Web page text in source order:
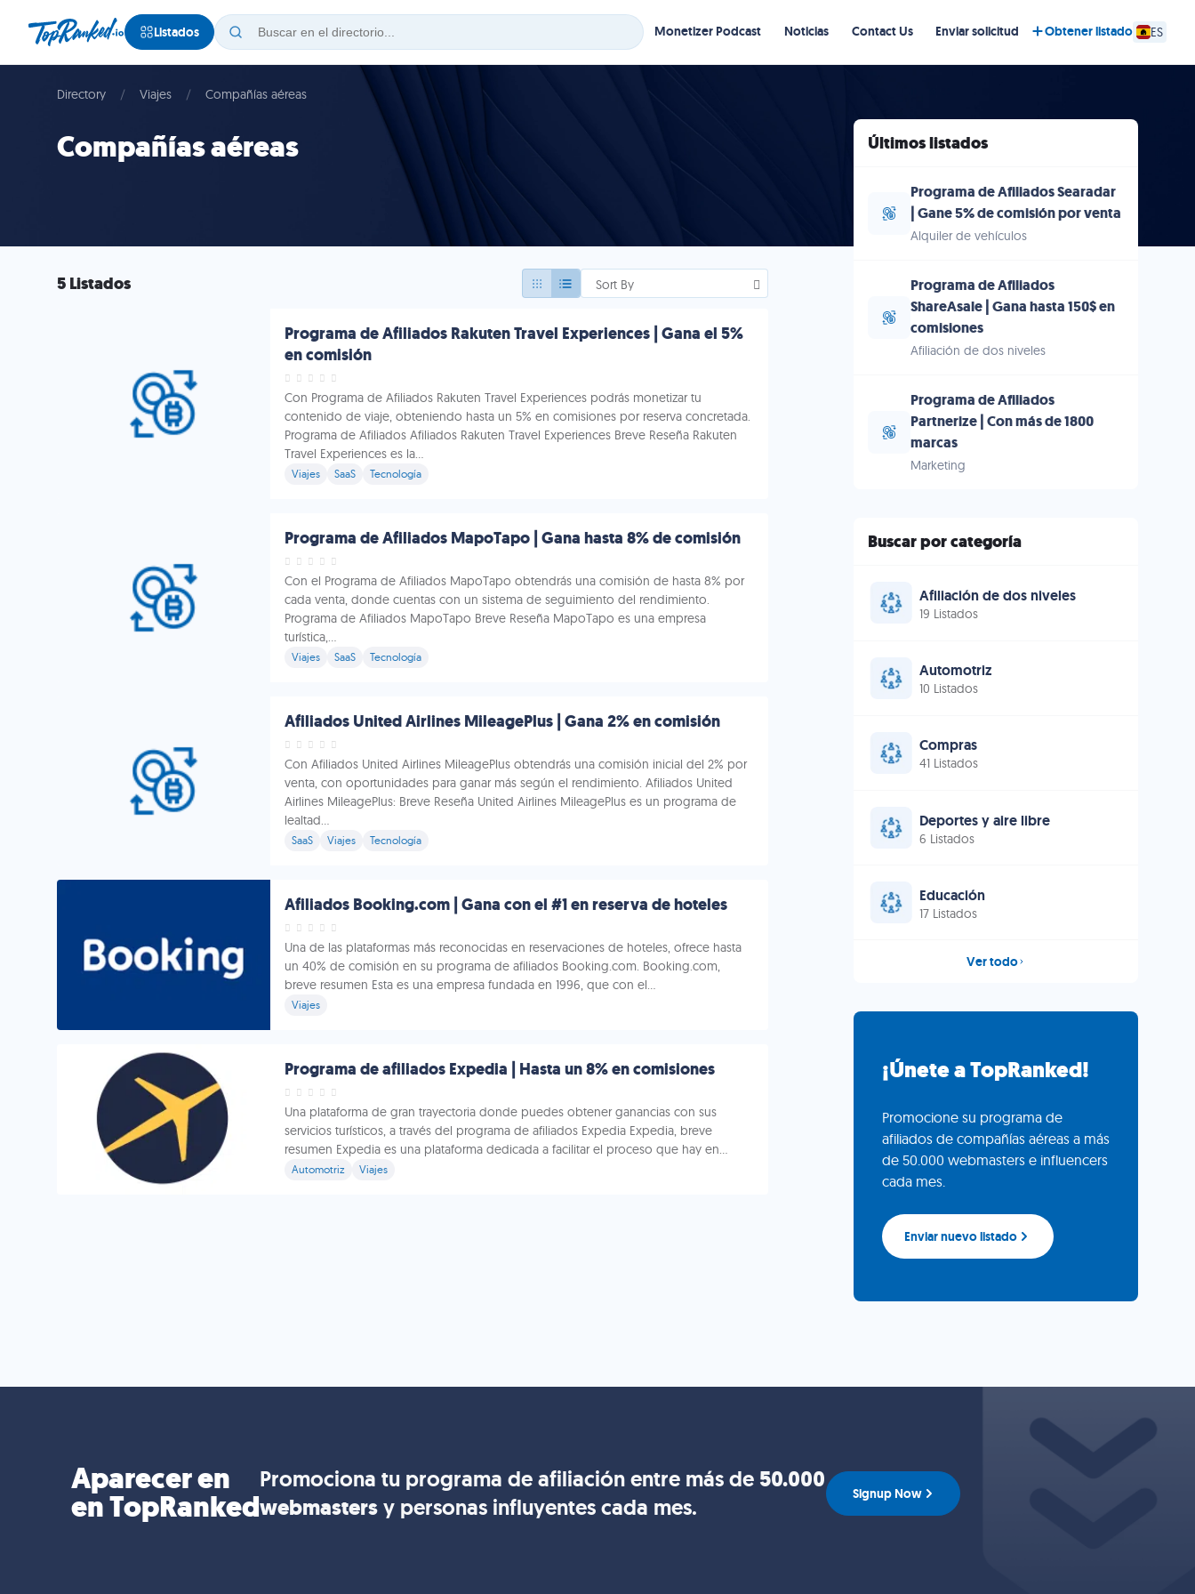
Listados Monetizer Podcast Noticias Contact Us Enviar solicitud Obtener listado ES
Directory Viajes Compañías aéreas
Compañías aéreas
5 Listados Sort By
Programa de Afiliados Rakuten Travel Experiences | Gana el 5%
en comisión
Con Programa de Afiliados Rakuten Travel Experiences podrás monetizar tu
contenido de viaje, obteniendo hasta un 5% en comisiones por reserva concretada.
Programa de Afiliados Afiliados Rakuten Travel Experiences Breve Reseña Rakuten
Travel Experiences es la...
Viajes SaaS Tecnología
Programa de Afiliados MapoTapo | Gana hasta 8% de comisión
Con el Programa de Afiliados MapoTapo obtendrás una comisión de hasta 8% por
cada venta, donde cuentas con un sistema de seguimiento del rendimiento.
Programa de Afiliados MapoTapo Breve Reseña MapoTapo es una empresa
turística,...
Viajes SaaS Tecnología
Afiliados United Airlines MileagePlus | Gana 2% en comisión
Con Afiliados United Airlines MileagePlus obtendrás una comisión inicial del 2% por
venta, con oportunidades para ganar más según el rendimiento. Afiliados United
Airlines MileagePlus: Breve Reseña United Airlines MileagePlus es un programa de
lealtad...
SaaS Viajes Tecnología
Afiliados Booking.com | Gana con el #1 en reserva de hoteles
Una de las plataformas más reconocidas en reservaciones de hoteles, ofrece hasta
un 40% de comisión en su programa de afiliados Booking.com. Booking.com,
breve resumen Esta es una empresa fundada en 1996, que con el...
Viajes
Programa de afiliados Expedia | Hasta un 8% en comisiones
Una plataforma de gran trayectoria donde puedes obtener ganancias con sus
servicios turísticos, a través del programa de afiliados Expedia Expedia, breve
resumen Expedia es una plataforma dedicada a facilitar el proceso que hay en...
Automotriz Viajes
Últimos listados
Programa de Afiliados Searadar
| Gane 5% de comisión por venta
Alquiler de vehículos
Programa de Afiliados
ShareAsale | Gana hasta 150$ en
comisiones
Afiliación de dos niveles
Programa de Afiliados
Partnerize | Con más de 1800
marcas
Marketing
Buscar por categoría
Afiliación de dos niveles
19 Listados
Automotriz
10 Listados
Compras
41 Listados
Deportes y aire libre
6 Listados
Educación
17 Listados
Ver todo
¡Únete a TopRanked!
Promocione su programa de
afiliados de compañías aéreas a más
de 50.000 webmasters e influencers
cada mes.
Enviar nuevo listado
Aparecer en
en TopRanked
Promociona tu programa de afiliación entre más de 50.000
webmastersy personas influyentes cada mes. Signup Now